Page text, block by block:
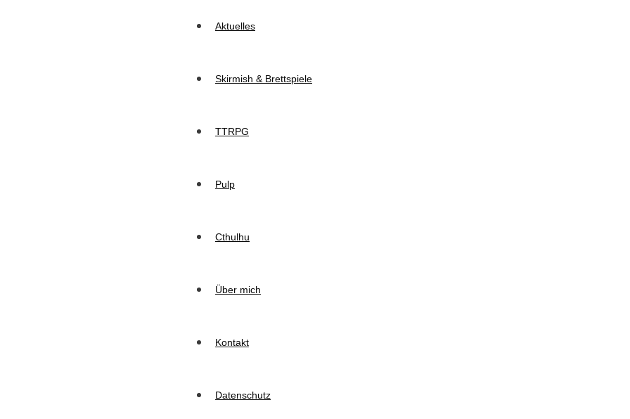
Aktuelles
Skirmish & Brettspiele
TTRPG
Pulp
Cthulhu
Über mich
Kontakt
Datenschutz